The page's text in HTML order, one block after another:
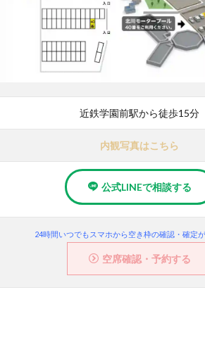
近鉄学園前駅から徒歩15分
内観写真はこちら
公式LINEで相談する
24時間いつでもスマホから空き枠の確認・確定
空席確認・予約する